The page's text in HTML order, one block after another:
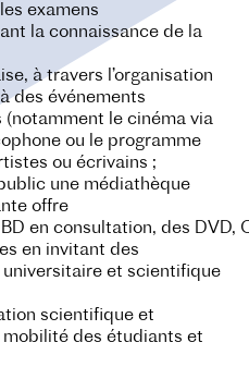
examens
la connaissance de la
à travers l’organisation
des événements
le cinéma via
ou le programme
ou écrivains ;
une médiathèque
offre
en consultation, des DVD,
en invitant des
et scientifique
scientifique et
des étudiants et